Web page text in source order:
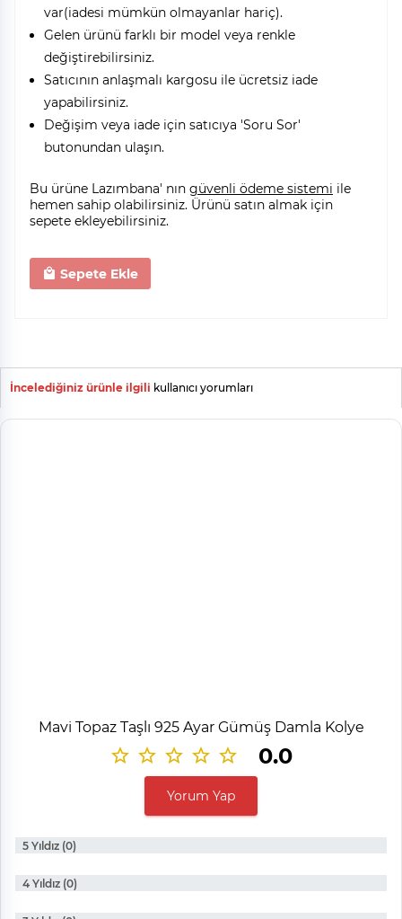
var(iadesi mümkün olmayanlar hariç).
Gelen ürünü farklı bir model veya renkle
değiştirebilirsiniz.
Satıcının anlaşmalı kargosu ile ücretsiz iade
yapabilirsiniz.
Değişim veya iade için satıcıya 'Soru Sor'
butonundan ulaşın.
Bu ürüne Lazımbana' nın güvenli ödeme sistemi ile
hemen sahip olabilirsiniz. Ürünü satın almak için
sepete ekleyebilirsiniz.
Sepete Ekle
İncelediğiniz ürünle ilgili kullanıcı yorumları
Mavi Topaz Taşlı 925 Ayar Gümüş Damla Kolye
0.0
Yorum Yap
5 Yıldız (0)
4 Yıldız (0)